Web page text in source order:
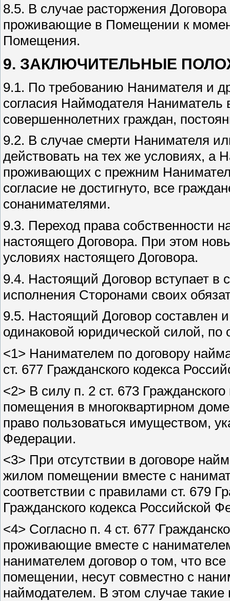
8.5. В случае расторжения
проживающие в Помещении к
Помещения.
9. ЗАКЛЮЧИТЕЛЬНЫЕ
9.1. По требованию Нанимателя и
согласия Наймодателя
совершеннолетних граждан,
9.2. В случае смерти Нанимателя
действовать на тех же условиях, а
проживающих с прежним
согласие не достигнуто, все
сонанимателями.
9.3. Переход права собственности
настоящего Договора. При этом
условиях настоящего Договора.
9.4. Настоящий Договор вступает в
исполнения Сторонами своих
9.5. Настоящий Договор составлен
одинаковой юридической силой,
<1> Нанимателем по договору
ст. 677 Гражданского кодекса
<2> В силу п. 2 ст. 673
помещения в многоквартирном
право пользоваться имуществом,
Федерации.
<3> При отсутствии в договоре
жилом помещении вместе с
соответствии с правилами ст. 679
Гражданского кодекса Российской
<4> Согласно п. 4 ст. 677
проживающие вместе с
нанимателем договор о том, что
помещении, несут совместно с
наймодателем. В этом случае